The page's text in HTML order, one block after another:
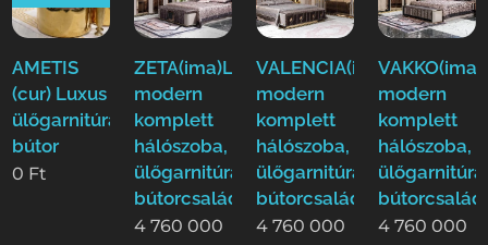
AMETIS
(cur) Luxus
ülőgarnitúra
bútor
0 Ft
ZETA(ima)Luxus
modern
komplett
hálószoba,
ülőgarnitúra,étkező
bútorcsalád!
4 760 000
VALENCIA(ima)Luxus
modern
komplett
hálószoba,
ülőgarnitúra,étkező
bútorcsalád!
4 760 000
modern
komplett
hálószoba,
bútorcsalád!
4 760 000